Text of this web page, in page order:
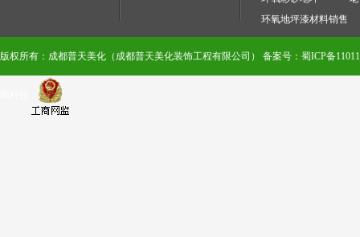
环氧地坪漆材料销售
版权所有：成都普天美化（成都普天美化装饰工程有限公司） 备案号：蜀ICP备